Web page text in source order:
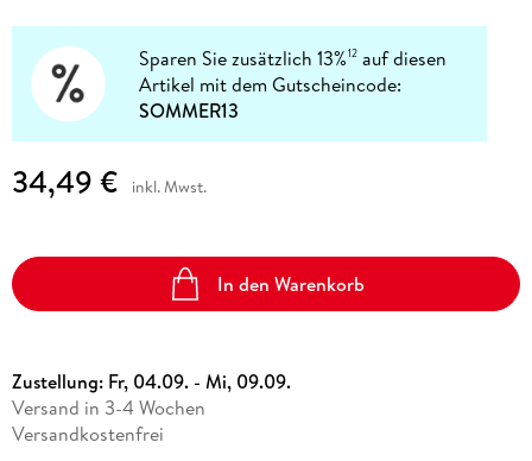
Sparen Sie zusätzlich 13%12 auf diesen
Artikel mit dem Gutscheincode:
SOMMER13
34,49 € inkl. Mwst.
In den Warenkorb
Zustellung: Fr, 04.09. - Mi, 09.09.
Versand in 3-4 Wochen
Versandkostenfrei